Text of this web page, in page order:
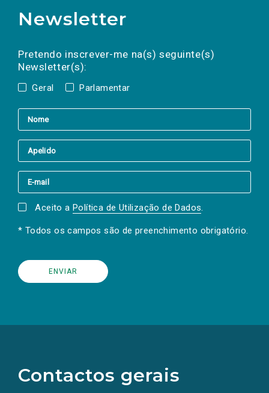
Newsletter
Pretendo inscrever-me na(s) seguinte(s)
Newsletter(s):
Geral Parlamentar
a(s) newsletter(s).
mail
Aceito a Política de Utilização de Dados.
* Todos os campos são de preenchimento obrigatório.
Contactos gerais
redes
sociais